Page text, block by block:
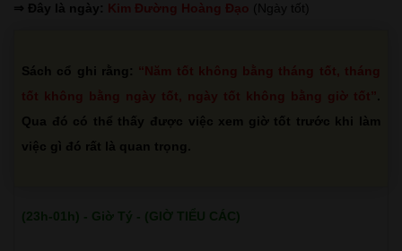
⇒ Đây là ngày: Kim Đường Hoàng Đạo (Ngày tốt)
Sách cổ ghi rằng: “Năm tốt không bằng tháng tốt, tháng
tốt không bằng ngày tốt, ngày tốt không bằng giờ tốt”.
Qua đó có thể thấy được việc xem giờ tốt trước khi làm
việc gì đó rất là quan trọng.
(23h-01h) - Giờ Tý - (GIỜ TIỂU CÁC)